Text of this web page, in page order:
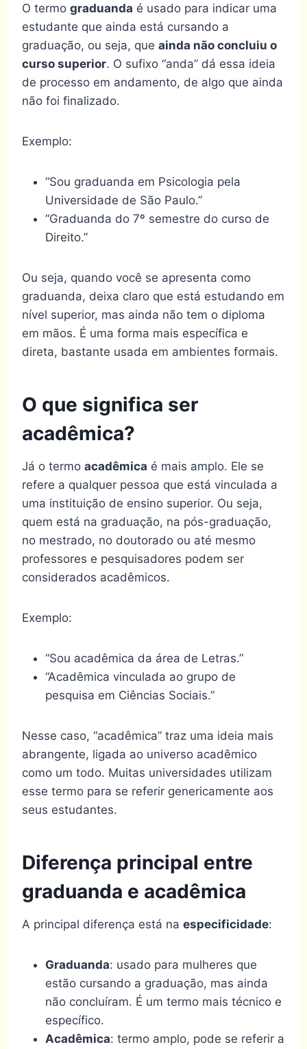
O termo graduanda é usado para indicar uma
estudante que ainda está cursando a
graduação, ou seja, que ainda não concluiu o
curso superior. O sufixo “anda” dá essa ideia
de processo em andamento, de algo que ainda
não foi finalizado.
Exemplo:
“Sou graduanda em Psicologia pela
Universidade de São Paulo.”
“Graduanda do 7º semestre do curso de
Direito.”
Ou seja, quando você se apresenta como
graduanda, deixa claro que está estudando em
nível superior, mas ainda não tem o diploma
em mãos. É uma forma mais específica e
direta, bastante usada em ambientes formais.
O que significa ser
acadêmica?
Já o termo acadêmica é mais amplo. Ele se
refere a qualquer pessoa que está vinculada a
uma instituição de ensino superior. Ou seja,
quem está na graduação, na pós-graduação,
no mestrado, no doutorado ou até mesmo
professores e pesquisadores podem ser
considerados acadêmicos.
Exemplo:
“Sou acadêmica da área de Letras.”
“Acadêmica vinculada ao grupo de
pesquisa em Ciências Sociais.”
Nesse caso, “acadêmica” traz uma ideia mais
abrangente, ligada ao universo acadêmico
como um todo. Muitas universidades utilizam
esse termo para se referir genericamente aos
seus estudantes.
Diferença principal entre
graduanda e acadêmica
A principal diferença está na especificidade:
Graduanda: usado para mulheres que
estão cursando a graduação, mas ainda
não concluíram. É um termo mais técnico e
específico.
Acadêmica: termo amplo, pode se referir a